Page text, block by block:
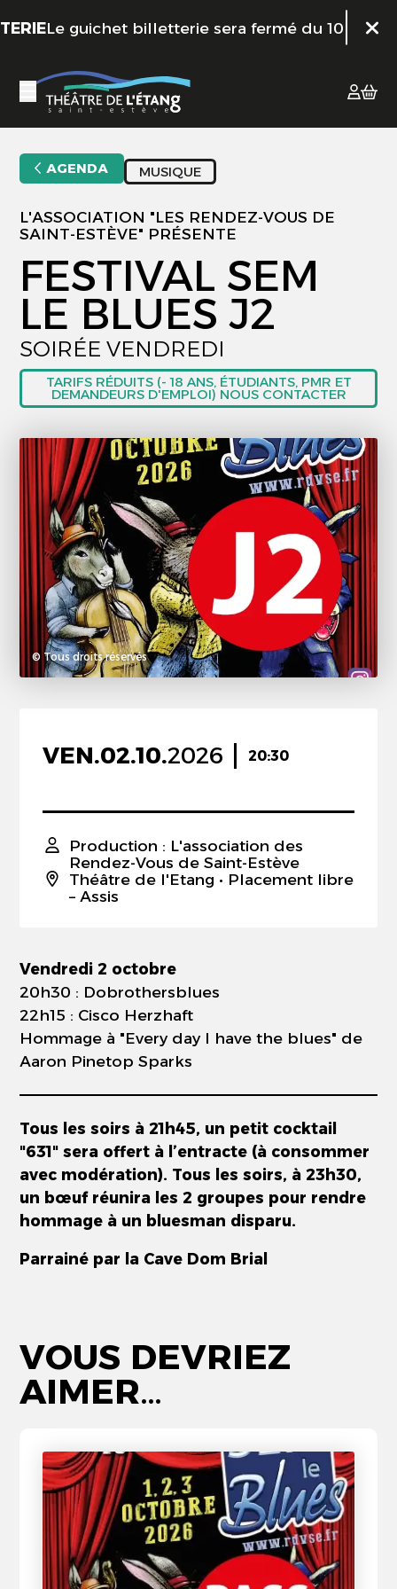
Le guichet billetterie sera fermé du 10 juillet au
AGENDA MUSIQUE
L'ASSOCIATION "LES RENDEZ-VOUS DE
SAINT-ESTÈVE" PRÉSENTE
FESTIVAL SEM
LE BLUES J2
SOIRÉE VENDREDI
TARIFS RÉDUITS (- 18 ANS, ÉTUDIANTS, PMR ET
DEMANDEURS D'EMPLOI) NOUS CONTACTER
© Tous droits réservés
VEN.02.10.2026 20:30
Production : L'association des
Rendez-Vous de Saint-Estève
Théâtre de l'Etang • Placement libre
– Assis
Vendredi 2 octobre
20h30 : Dobrothersblues
22h15 : Cisco Herzhaft
Hommage à "Every day I have the blues" de
Aaron Pinetop Sparks
Tous les soirs à 21h45, un petit cocktail
"631" sera offert à l’entracte (à consommer
avec modération). Tous les soirs, à 23h30,
un bœuf réunira les 2 groupes pour rendre
hommage à un bluesman disparu.
Parrainé par la Cave Dom Brial
VOUS DEVRIEZ
AIMER…